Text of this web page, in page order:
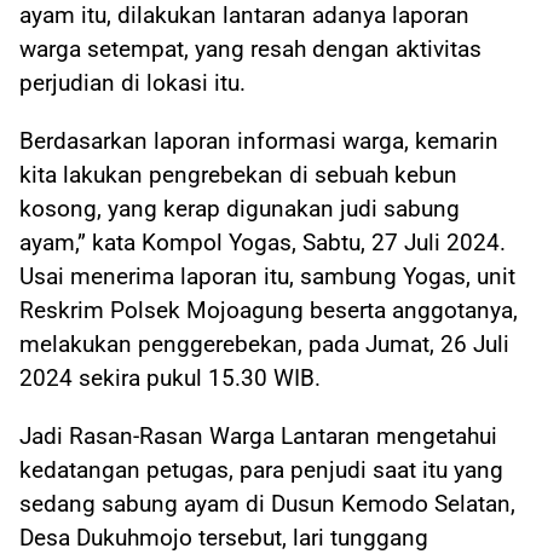
ayam itu, dilakukan lantaran adanya laporan
warga setempat, yang resah dengan aktivitas
perjudian di lokasi itu.
Berdasarkan laporan informasi warga, kemarin
kita lakukan pengrebekan di sebuah kebun
kosong, yang kerap digunakan judi sabung
ayam,” kata Kompol Yogas, Sabtu, 27 Juli 2024.
Usai menerima laporan itu, sambung Yogas, unit
Reskrim Polsek Mojoagung beserta anggotanya,
melakukan penggerebekan, pada Jumat, 26 Juli
2024 sekira pukul 15.30 WIB.
Jadi Rasan-Rasan Warga Lantaran mengetahui
kedatangan petugas, para penjudi saat itu yang
sedang sabung ayam di Dusun Kemodo Selatan,
Desa Dukuhmojo tersebut, lari tunggang